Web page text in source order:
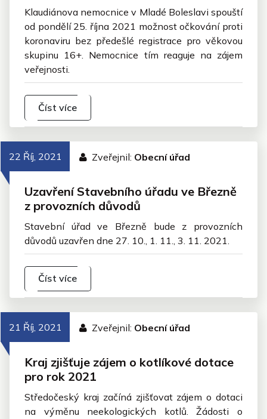
Klaudiánova nemocnice v Mladé Boleslavi spouští
od pondělí 25. října 2021 možnost očkování proti
koronaviru bez předešlé registrace pro věkovou
skupinu 16+. Nemocnice tím reaguje na zájem
veřejnosti.
Číst více
22 Říj, 2021 Zveřejnil: Obecní úřad
Uzavření Stavebního úřadu ve Březně
z provozních důvodů
Stavební úřad ve Březně bude z provozních
důvodů uzavřen dne 27. 10., 1. 11., 3. 11. 2021.
Číst více
21 Říj, 2021 Zveřejnil: Obecní úřad
Kraj zjišťuje zájem o kotlíkové dotace
pro rok 2021
Středočeský kraj začíná zjišťovat zájem o dotaci
na výměnu neekologických kotlů. Žádosti o